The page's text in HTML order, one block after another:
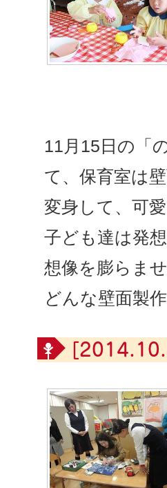
11月15日の「
て、保育室は
変身して、可
子ども達は発
想像を膨らま
どんな壁面製